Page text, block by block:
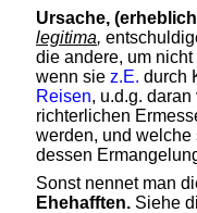
Ursache,
legitima,
die andere, um nicht
wenn sie z.E. durch
Reisen, u.d.g.
richterlichen
werden, und
dessen
Sonst nennet man
Ehehafften. Siehe